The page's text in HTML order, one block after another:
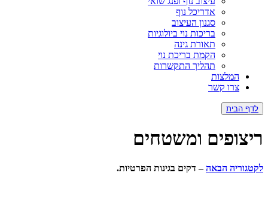
אדריכל נוף
סגנון העיצוב
בריכות נוי ביולוגיות
תאורת גינה
הקמת בריכת נוי
תהליך התקשרות
ומשטחים
הבאה– דקים בגינות הפרטיות.